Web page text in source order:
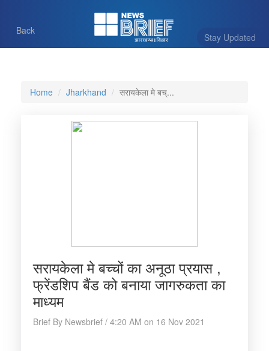
Stay Updated
Back
Home Jharkhand सरायकेला मे बच्...
सरायकेला मे बच्चों का अनूठा प्रयास ,
फ्रेंडशिप बैंड को बनाया जागरुकता का
माध्यम
Brief By Newsbrief / 4:20 AM on 16 Nov 2021